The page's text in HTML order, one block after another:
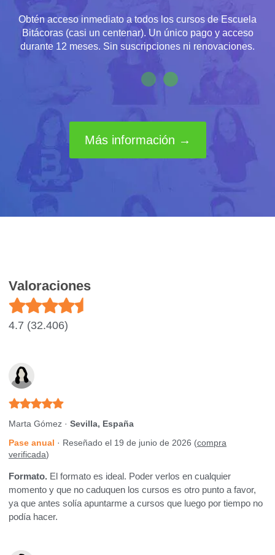
Obtén acceso inmediato a todos los cursos de Escuela
Bitácoras (casi un centenar). Un único pago y acceso
durante 12 meses. Sin suscripciones ni renovaciones.
Más información →
Valoraciones
4.7 (32.406)
Marta Gómez · Sevilla, España
Pase anual · Reseñado el 19 de junio de 2026 (compra
verificada)
Formato. El formato es ideal. Poder verlos en cualquier
momento y que no caduquen los cursos es otro punto a favor,
ya que antes solía apuntarme a cursos que luego por tiempo no
podía hacer.